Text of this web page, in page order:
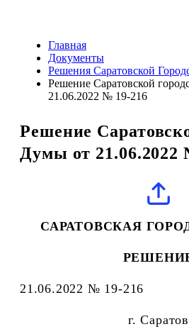
Главная
Документы
Решения Саратовской
Решение Саратовской
21.06.2022 № 19-216
Решение
Думы от 21.06.2022
САРАТОВСКАЯ
21.06.2022 № 19-216
г. Саратов